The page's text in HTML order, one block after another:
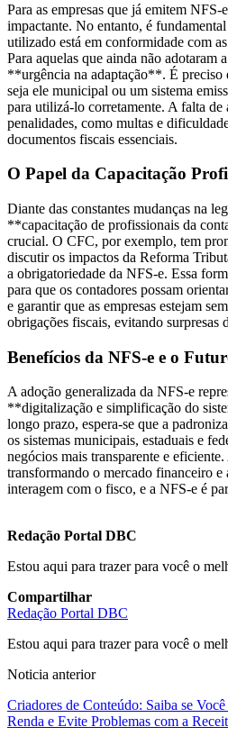
Para as empresas que já emitem NFS-
impactante. No entanto, é
utilizado está em conformidade com
Para aquelas que ainda não adotaram
**urgência na adaptação**. É preciso
seja ele municipal ou um sistema
para utilizá-lo corretamente. A falta de
penalidades, como multas e
documentos fiscais essenciais.
O Papel da Capacitação
Diante das constantes mudanças na
**capacitação de profissionais da
crucial. O CFC, por exemplo, tem
discutir os impactos da Reforma
a obrigatoriedade da NFS-e. Essa
para que os contadores possam
e garantir que as empresas estejam
obrigações fiscais, evitando surpresas
Benefícios da NFS-e e o
A adoção generalizada da NFS-e
**digitalização e simplificação do
longo prazo, espera-se que a
os sistemas municipais, estaduais e
negócios mais transparente e
transformando o mercado financeiro e
interagem com o fisco, e a NFS-e é
Redação Portal DBC
Estou aqui para trazer para você o
Compartilhar
Redação Portal DBC
Estou aqui para trazer para você o
Noticia anterior
Criadores de Conteúdo: Saiba se
Renda e Evite Problemas com a